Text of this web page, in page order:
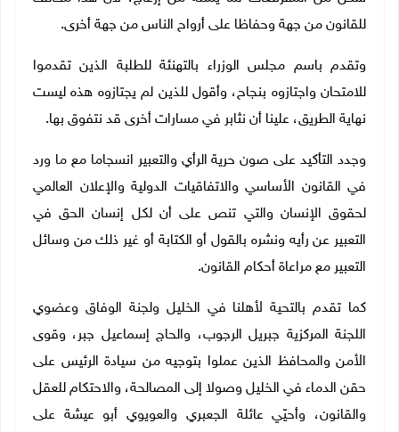
للقانون من جهة وحفاظا على أرواح الناس من جهة أخرى.
وتقدم باسم مجلس الوزراء بالتهنئة للطلبة الذين تقدموا
للامتحان واجتازوه بنجاح، وأقول للذين لم يجتازوه هذه ليست
نهاية الطريق، علينا أن نثابر في مسارات أخرى قد نتفوق بها.
وجدد التأكيد على صون حرية الرأي والتعبير انسجاما مع ما ورد
في القانون الأساسي والاتفاقيات الدولية والإعلان العالمي
لحقوق الإنسان والتي تنص على أن لكل إنسان الحق في
التعبير عن رأيه ونشره بالقول أو الكتابة أو غير ذلك من وسائل
التعبير مع مراعاة أحكام القانون.
كما تقدم بالتحية لأهلنا في الخليل ولجنة الوفاق وعضوي
اللجنة المركزية جبريل الرجوب، والحاج إسماعيل جبر، وقوى
الأمن والمحافظ الذين عملوا بتوجيه من سيادة الرئيس على
حقن الدماء في الخليل وصولا إلى المصالحة، والاحتكام للعقل
والقانون، وأحيّي عائلة الجعبري والعويوي أبو عيشة على